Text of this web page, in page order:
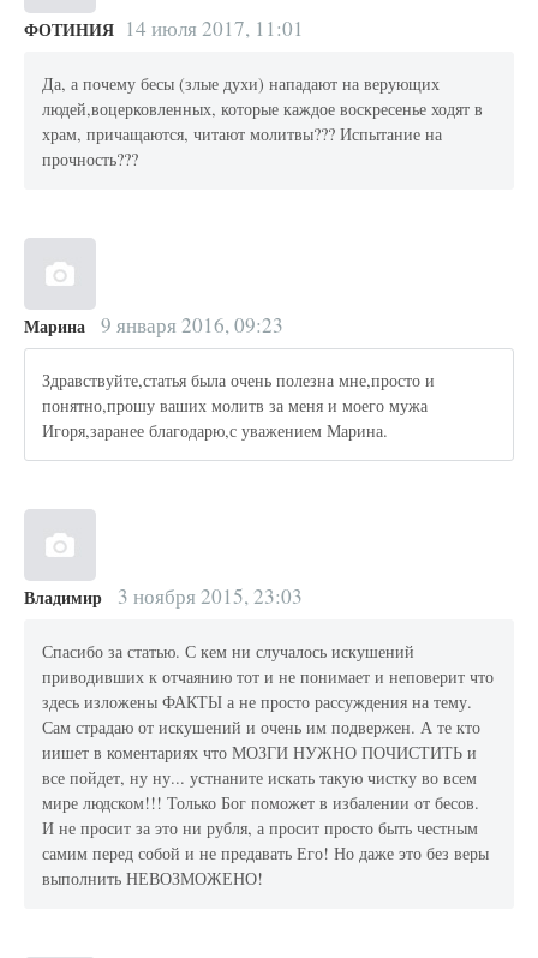
ФОТИНИЯ 14 июля 2017, 11:01
Да, а почему бесы (злые духи) нападают на верующих
людей,воцерковленных, которые каждое воскресенье ходят в
храм, причащаются, читают молитвы??? Испытание на
прочность???
Марина 9 января 2016, 09:23
Здравствуйте,статья была очень полезна мне,просто и
понятно,прошу ваших молитв за меня и моего мужа
Игоря,заранее благодарю,с уважением Марина.
Владимир 3 ноября 2015, 23:03
Спасибо за статью. С кем ни случалось искушений
приводивших к отчаянию тот и не понимает и неповерит что
здесь изложены ФАКТЫ а не просто рассуждения на тему.
Сам страдаю от искушений и очень им подвержен. А те кто
иишет в коментариях что МОЗГИ НУЖНО ПОЧИСТИТЬ и
все пойдет, ну ну... устнаните искать такую чистку во всем
мире людском!!! Только Бог поможет в избалении от бесов.
И не просит за это ни рубля, а просит просто быть честным
самим перед собой и не предавать Его! Но даже это без веры
выполнить НЕВОЗМОЖЕНО!